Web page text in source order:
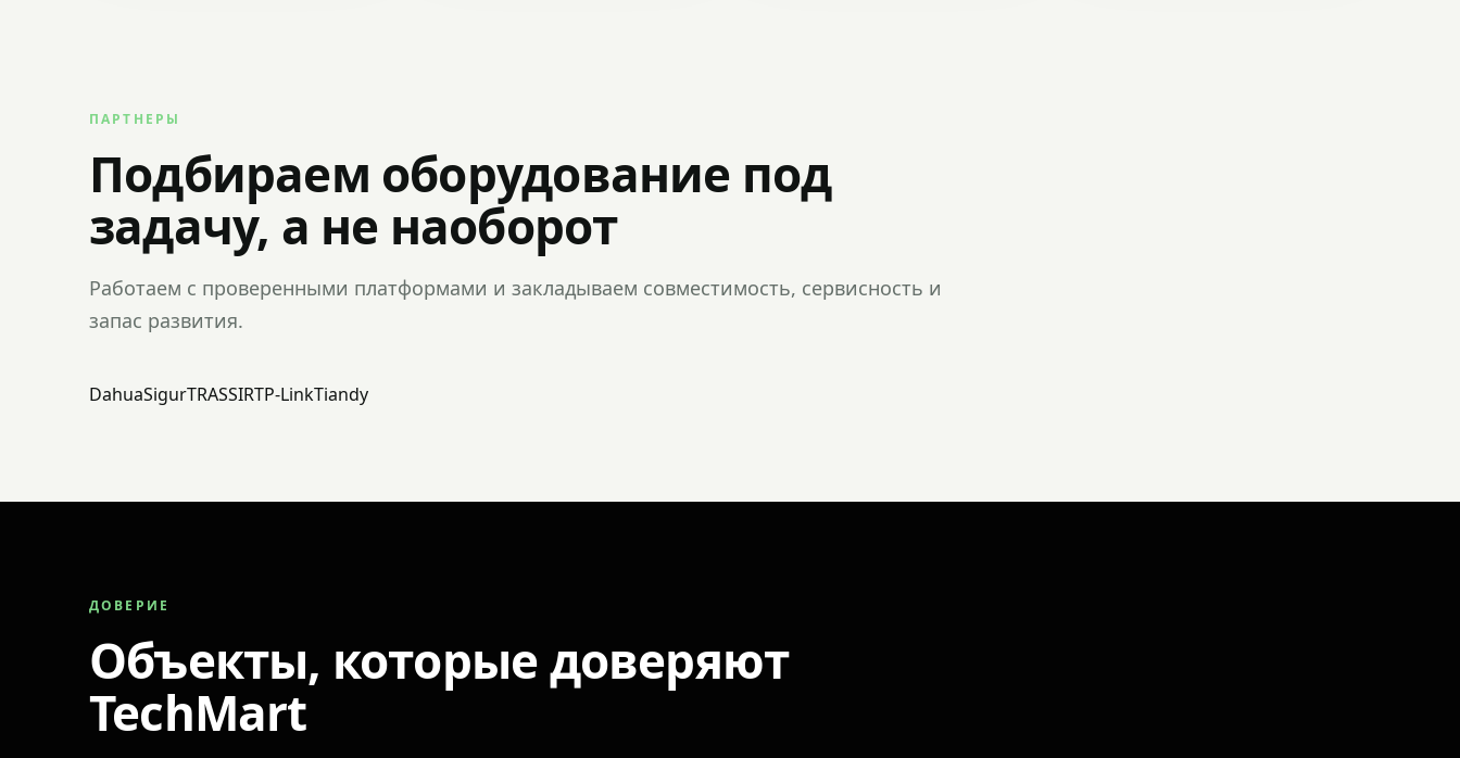
ПАРТНЕРЫ
Подбираем оборудование под
задачу, а не наоборот
Работаем с проверенными платформами и закладываем совместимость, сервисность и
запас развития.
DahuaSigurTRASSIRTP-LinkTiandy
ДОВЕРИЕ
Объекты, которые доверяют
TechMart